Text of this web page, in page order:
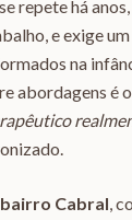
repete há
e exige
na
abordagens é
bairro Cabral,